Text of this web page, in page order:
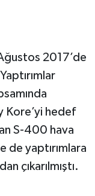
2017’de
Kore’yi hedef
S-400 hava
de yaptırımlara
çıkarılmıştı.